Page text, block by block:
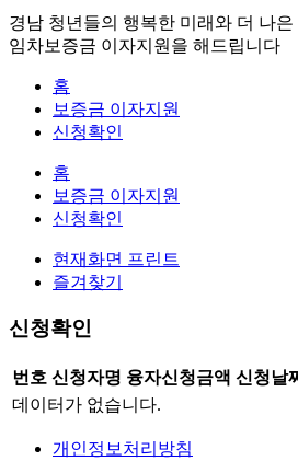
경남 청년들의 행복한 미래와 더 나은
임차보증금 이자지원을 해드립니다
홈
보증금 이자지원
신청확인
홈
보증금 이자지원
신청확인
현재화면 프린트
즐겨찾기
신청확인
번호 신청자명 융자신청금액 신청날
데이터가 없습니다.
개인정보처리방침